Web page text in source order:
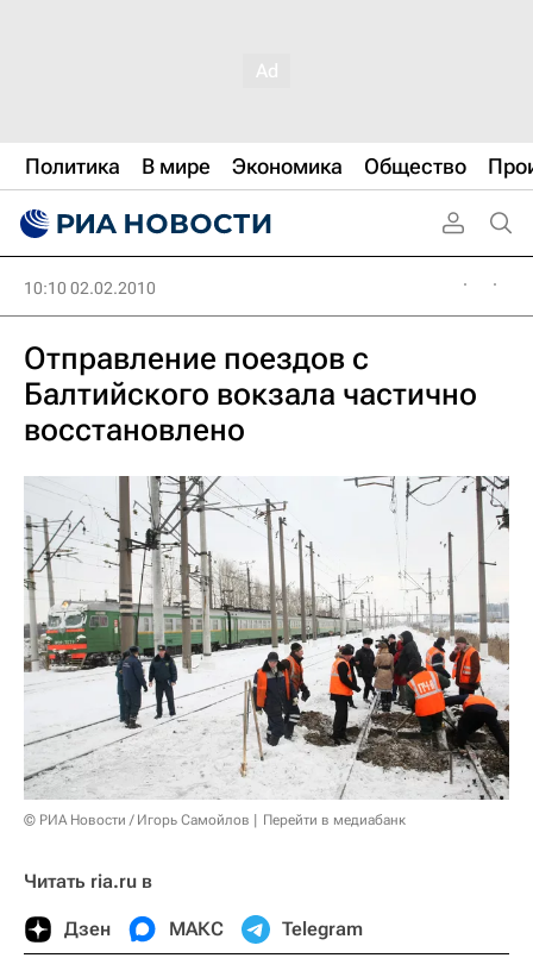
Политика В мире Экономика Общество
10:10 02.02.2010
Отправление поездов с
Балтийского вокзала частично
восстановлено
© РИА Новости / Игорь Самойлов Перейти в медиабанк
Читать ria.ru в
Дзен МАКС Telegram